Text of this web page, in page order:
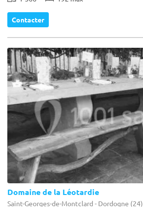
Contacter
Domaine de la Léotardie
Saint-Georges-de-Montclard - Dordogne (24)